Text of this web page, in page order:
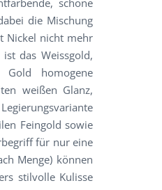
schöne
die Mischung
Nickel nicht mehr
das Weissgold,
homogene
weißen Glanz,
Feingold sowie
für nur eine
Menge) können
stilvolle Kulisse